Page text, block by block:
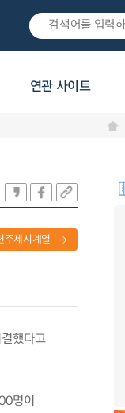
연관 사이트
주제시계열
했다고
명이